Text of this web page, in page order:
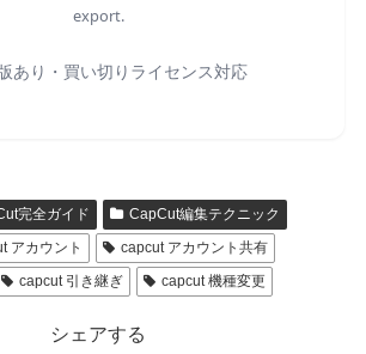
export.
あり・買い切りライセンス対応
完全ガイド
CapCut編集テクニック
アカウント
capcut アカウント共有
capcut 引き継ぎ capcut 機種変更
シェアする